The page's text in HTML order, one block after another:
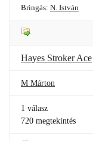
Bringás: N. István
Hayes Stroker Ace
M Márton
1 válasz
720 megtekintés